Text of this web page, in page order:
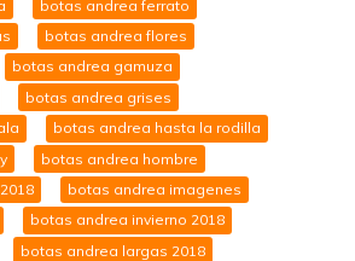
botas andrea ferrato
botas andrea flores
botas andrea gamuza
botas andrea grises
botas andrea hasta la rodilla
botas andrea hombre
botas andrea imagenes
botas andrea invierno 2018
botas andrea largas 2018